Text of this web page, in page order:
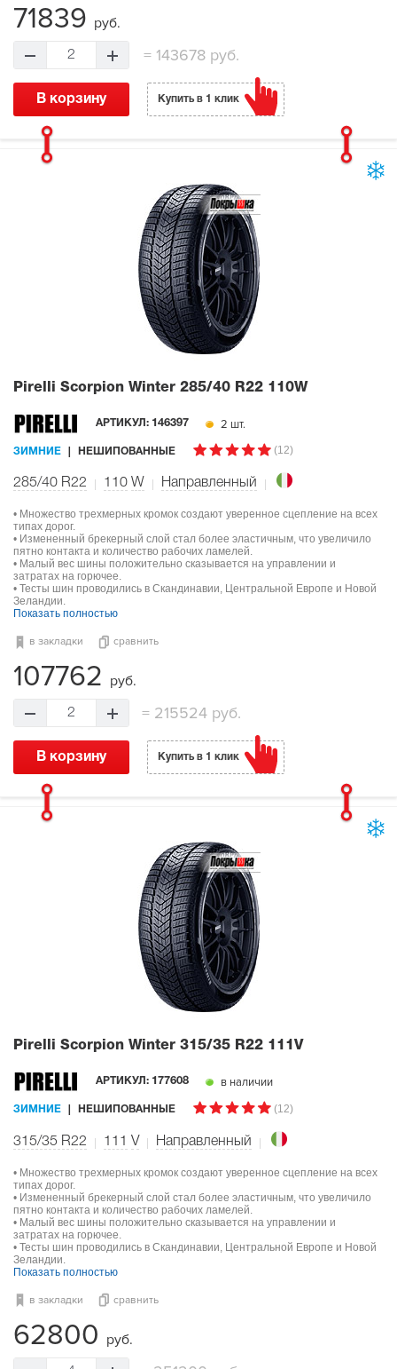
71839 руб.
2 =143678 руб.
В корзину Купить в 1 клик
Pirelli Scorpion Winter 285/40 R22 110W
АРТИКУЛ: 146397 2 шт.
ЗИМНИЕ НЕШИПОВАННЫЕ (12)
285/40 R22 110 W Направленный
• Множество трехмерных кромок создают уверенное сцепление на всех
типах дорог.
• Измененный брекерный слой стал более эластичным, что увеличило
пятно контакта и количество рабочих ламелей.
• Малый вес шины положительно сказывается на управлении и
затратах на горючее.
• Тесты шин проводились в Скандинавии, Центральной Европе и Новой
Зеландии.
Показать полностью
в закладки сравнить
107762 руб.
2 =215524 руб.
В корзину Купить в 1 клик
Pirelli Scorpion Winter 315/35 R22 111V
АРТИКУЛ: 177608 в наличии
ЗИМНИЕ НЕШИПОВАННЫЕ (12)
315/35 R22 111 V Направленный
• Множество трехмерных кромок создают уверенное сцепление на всех
типах дорог.
• Измененный брекерный слой стал более эластичным, что увеличило
пятно контакта и количество рабочих ламелей.
• Малый вес шины положительно сказывается на управлении и
затратах на горючее.
• Тесты шин проводились в Скандинавии, Центральной Европе и Новой
Зеландии.
Показать полностью
в закладки сравнить
62800 руб.